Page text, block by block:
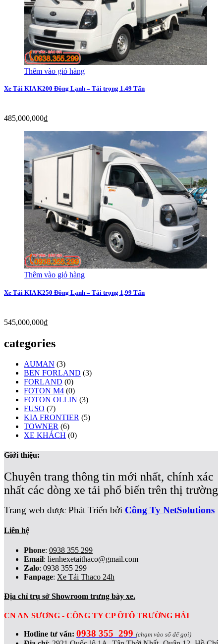
Thêm vào giỏ hàng
Xe Tải KIA K200 Đông Lạnh – Tải trọng 1.49 Tấn
485,000,000₫
Thêm vào giỏ hàng
Xe Tải KIA K250 Đông Lạnh – Tải trọng 1,99 Tấn
545,000,000₫
categories
AUMAN (3)
BEN FORLAND (3)
FORLAND (0)
FOTON M4 (0)
FOTON OLLIN (3)
FUSO (7)
KIA FRONTIER (5)
TOWNER (6)
XE KHÁCH (0)
Giới thiệu:
Chuyên trang thông tin mới nhất, chính xác
nhất các dòng xe tải phổ biến trên thị trường
Trang web được Phát Triển bởi Công Ty NetSolutions
Liên hệ
Phone: 0938 355 299
Email: lienhexetaithaco@gmail.com
Zalo: 0938 355 299
Fanpage: Xe Tải Thaco 24h
Địa chỉ trụ sở Showroom trưng bày xe.
CN AN SƯƠNG - CÔNG TY CP ÔTÔ TRƯỜNG HẢI
Hotline tư vấn: 0938 355 299 (chạm vào số để gọi)